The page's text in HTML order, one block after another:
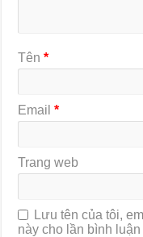
Tên*
Email*
Trang web
Lưu tên của tôi,
này cho lần bình